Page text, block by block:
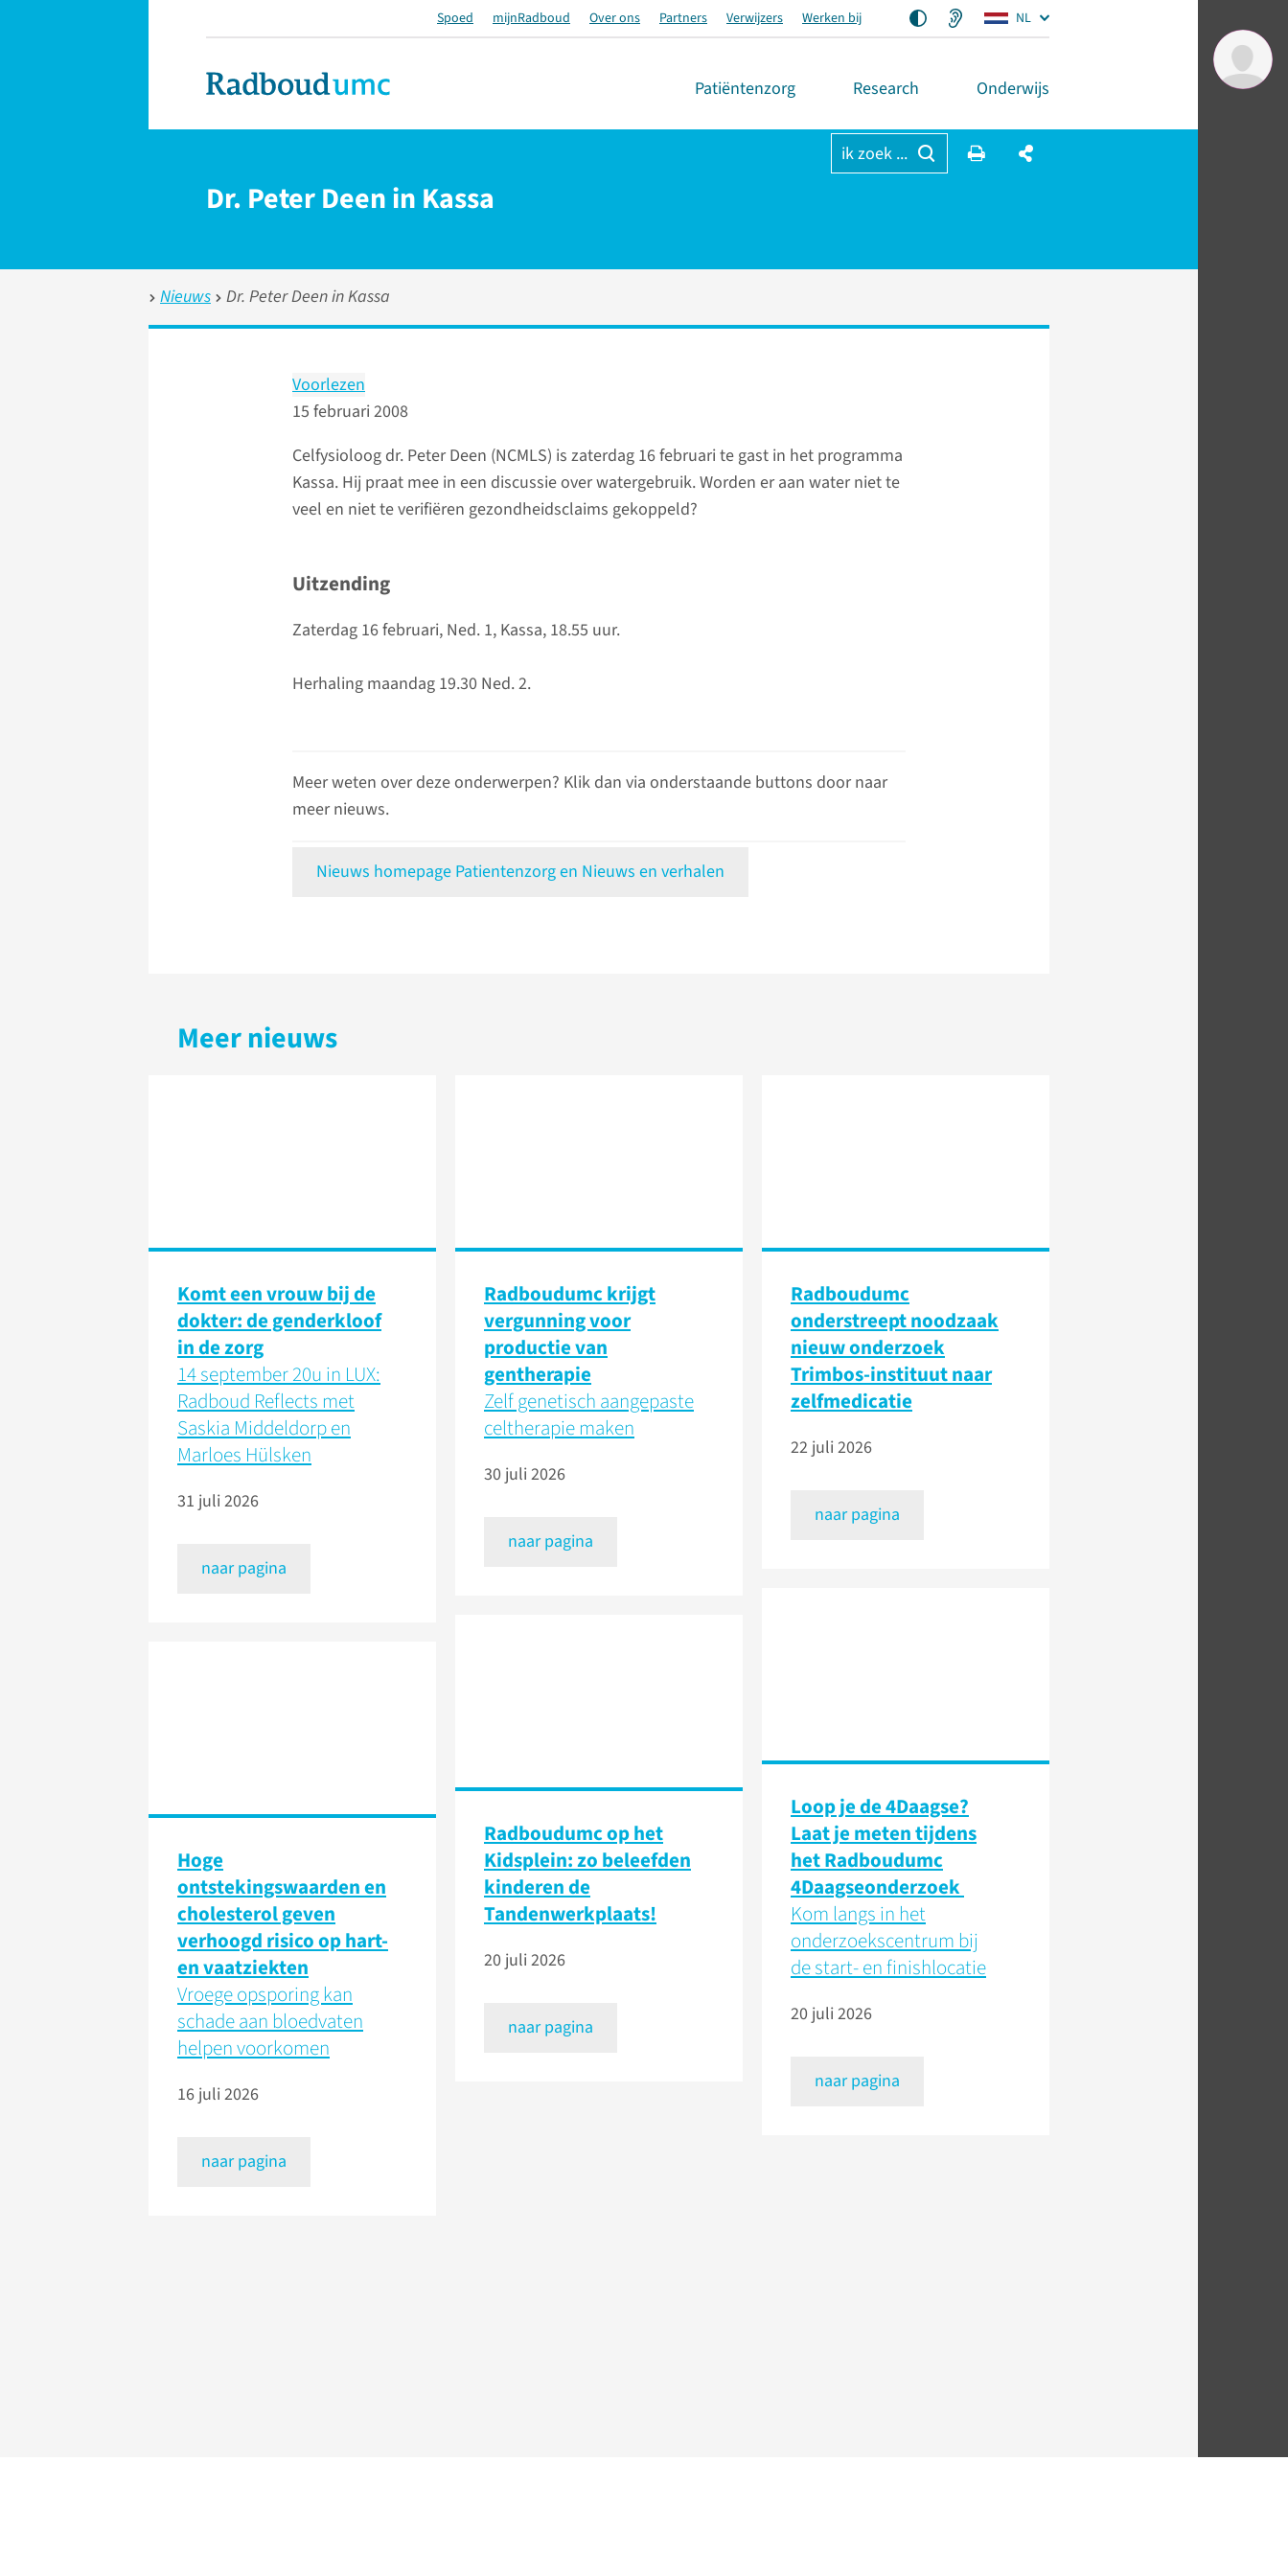
Spoed mijnRadboud Over ons Partners Verwijzers Werken bij NL
Patiëntenzorg Research Onderwijs
ik zoek ...
Dr. Peter Deen in Kassa
Nieuws Dr. Peter Deen in Kassa
Voorlezen
15 februari 2008
Celfysioloog dr. Peter Deen (NCMLS) is zaterdag 16 februari te gast in het programma
Kassa. Hij praat mee in een discussie over watergebruik. Worden er aan water niet te
veel en niet te verifiëren gezondheidsclaims gekoppeld?
Uitzending
Zaterdag 16 februari, Ned. 1, Kassa, 18.55 uur.
Herhaling maandag 19.30 Ned. 2.
Meer weten over deze onderwerpen? Klik dan via onderstaande buttons door naar
meer nieuws.
Nieuws homepage Patientenzorg en Nieuws en verhalen
Meer nieuws
Komt een vrouw bij de
dokter: de genderkloof
in de zorg
14 september 20u in LUX:
Radboud Reflects met
Saskia Middeldorp en
Marloes Hülsken
31 juli 2026
naar pagina
Radboudumc krijgt
vergunning voor
productie van
gentherapie
Zelf genetisch aangepaste
celtherapie maken
30 juli 2026
naar pagina
Radboudumc
onderstreept noodzaak
nieuw onderzoek
Trimbos-instituut naar
zelfmedicatie
22 juli 2026
naar pagina
Loop je de 4Daagse?
Laat je meten tijdens
het Radboudumc
4Daagseonderzoek
Kom langs in het
onderzoekscentrum bij
de start- en finishlocatie
20 juli 2026
naar pagina
Radboudumc op het
Kidsplein: zo beleefden
kinderen de
Tandenwerkplaats!
20 juli 2026
naar pagina
Hoge
ontstekingswaarden en
cholesterol geven
verhoogd risico op hart-
en vaatziekten
Vroege opsporing kan
schade aan bloedvaten
helpen voorkomen
16 juli 2026
naar pagina